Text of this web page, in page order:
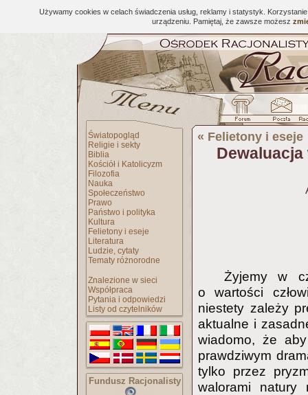
Używamy cookies w celach świadczenia usług, reklamy i statystyk.
urządzeniu. Pamiętaj, że zawsze możesz
Światopogląd
Religie i sekty
Biblia
Kościół i Katolicyzm
Filozofia
Nauka
Społeczeństwo
Prawo
Państwo i polityka
Kultura
Felietony i eseje
Literatura
Ludzie, cytaty
Tematy różnorodne
Znalezione w sieci
Współpraca
Pytania i odpowiedzi
Listy od czytelników
Fundusz Racjonalisty
« Felietony i eseje
Żyjemy w
o wartości
niestety zależy
aktualne i
wiadomo, że
prawdziwym
tylko przez
walorami natury